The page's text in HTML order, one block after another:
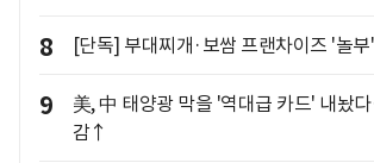
8 [단독] 부대찌개·보쌈 프랜차이즈 '놀
9
美, 中 태양광 막을 '역대급 카드' 내놨
감↑